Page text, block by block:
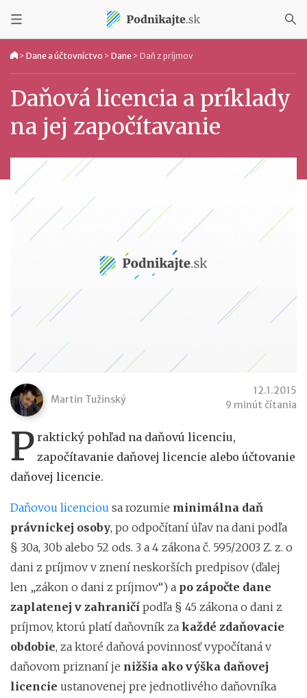
> Dane a účtovníctvo > Dane > Daň z príjmov
Daňová licencia a príklady
na jej započítavanie
Martin Tužinský
12.1.2015
9 minút čítania
P raktický pohľad na daňovú licenciu,
započítavanie daňovej licencie alebo účtovanie
daňovej licencie.
Daňovou licenciou sa rozumie minimálna daň
právnickej osoby, po odpočítaní úľav na dani podľa
§ 30a, 30b alebo 52 ods. 3 a 4 zákona č. 595/2003 Z. z. o
dani z príjmov v znení neskorších predpisov (ďalej
len „zákon o dani z príjmov“) a po zápočte dane
zaplatenej v zahraničí podľa § 45 zákona o dani z
príjmov, ktorú platí daňovník za každé zdaňovacie
obdobie, za ktoré daňová povinnosť vypočítaná v
daňovom priznaní je nižšia ako výška daňovej
licencie ustanovenej pre jednotlivého daňovníka